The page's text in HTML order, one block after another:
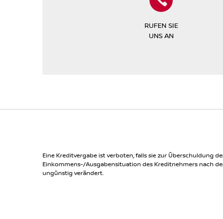
RUFEN SIE
UNS AN
Eine Kreditvergabe ist verboten, falls sie zur Überschuldung
Einkommens-/Ausgabensituation des Kreditnehmers nach
ungünstig verändert.